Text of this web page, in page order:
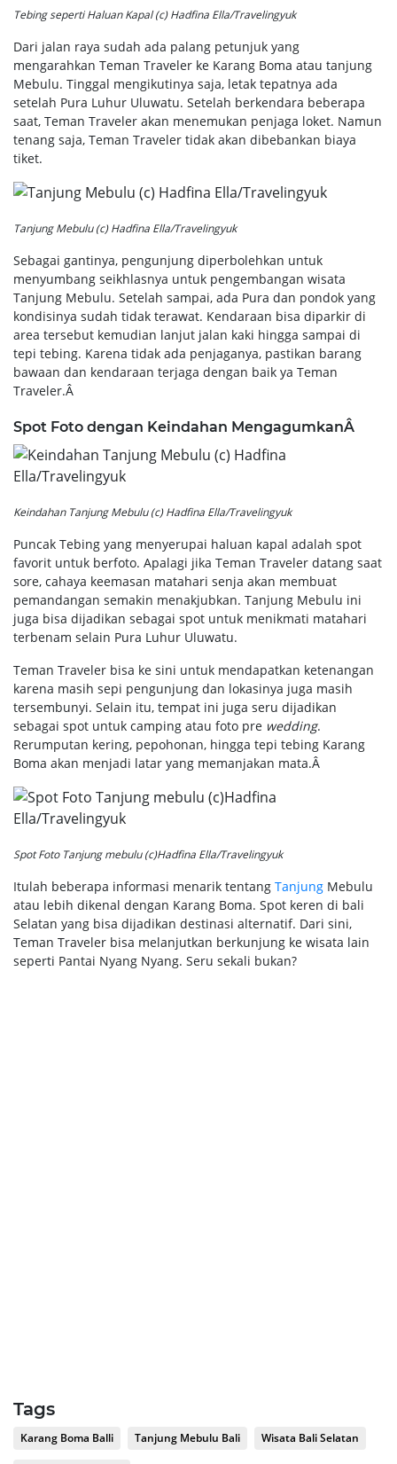
Tebing seperti Haluan Kapal (c) Hadfina Ella/Travelingyuk
Dari jalan raya sudah ada palang petunjuk yang
mengarahkan Teman Traveler ke Karang Boma atau tanjung
Mebulu. Tinggal mengikutinya saja, letak tepatnya ada
setelah Pura Luhur Uluwatu. Setelah berkendara beberapa
saat, Teman Traveler akan menemukan penjaga loket. Namun
tenang saja, Teman Traveler tidak akan dibebankan biaya
tiket.
Tanjung Mebulu (c) Hadfina Ella/Travelingyuk
Sebagai gantinya, pengunjung diperbolehkan untuk
menyumbang seikhlasnya untuk pengembangan wisata
Tanjung Mebulu. Setelah sampai, ada Pura dan pondok yang
kondisinya sudah tidak terawat. Kendaraan bisa diparkir di
area tersebut kemudian lanjut jalan kaki hingga sampai di
tepi tebing. Karena tidak ada penjaganya, pastikan barang
bawaan dan kendaraan terjaga dengan baik ya Teman
Traveler.Â
Spot Foto dengan Keindahan MengagumkanÂ
Keindahan Tanjung Mebulu (c) Hadfina Ella/Travelingyuk
Puncak Tebing yang menyerupai haluan kapal adalah spot
favorit untuk berfoto. Apalagi jika Teman Traveler datang saat
sore, cahaya keemasan matahari senja akan membuat
pemandangan semakin menakjubkan. Tanjung Mebulu ini
juga bisa dijadikan sebagai spot untuk menikmati matahari
terbenam selain Pura Luhur Uluwatu.
Teman Traveler bisa ke sini untuk mendapatkan ketenangan
karena masih sepi pengunjung dan lokasinya juga masih
tersembunyi. Selain itu, tempat ini juga seru dijadikan
sebagai spot untuk camping atau foto pre wedding.
Rerumputan kering, pepohonan, hingga tepi tebing Karang
Boma akan menjadi latar yang memanjakan mata.Â
Spot Foto Tanjung mebulu (c)Hadfina Ella/Travelingyuk
Itulah beberapa informasi menarik tentang Tanjung Mebulu
atau lebih dikenal dengan Karang Boma. Spot keren di bali
Selatan yang bisa dijadikan destinasi alternatif. Dari sini,
Teman Traveler bisa melanjutkan berkunjung ke wisata lain
seperti Pantai Nyang Nyang. Seru sekali bukan?
Tags
Karang Boma Balli Tanjung Mebulu Bali Wisata Bali Selatan